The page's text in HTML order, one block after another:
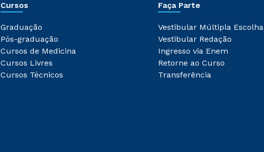
Cursos
Graduação
Pós-graduação
Cursos de Medicina
Cursos Livres
Cursos Técnicos
Faça Parte
Vestibular Múltipla Escolha
Vestibular Redação
Ingresso via Enem
Retorne ao Curso
Transferência